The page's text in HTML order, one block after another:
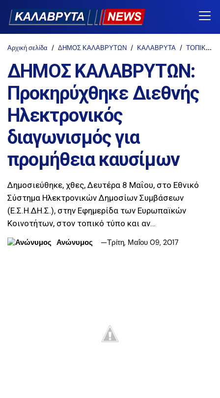
Αρχική σελίδα ΔΗΜΟΣ ΚΑΛΑΒΡΥΤΩΝ ΚΑΛΑΒΡΥΤΑ ΤΟΠΙΚΑ
ΔΗΜΟΣ ΚΑΛΑΒΡΥΤΩΝ:
Προκηρύχθηκε Διεθνής
Ηλεκτρονικός
διαγωνισμός για
προμήθεια καυσίμων
Δημοσιεύθηκε, χθες, Δευτέρα 8 Μαΐου, στο Εθνικό
Σύστημα Ηλεκτρονικών Δημοσίων Συμβάσεων
(Ε.Σ.Η.ΔΗ.Σ.), στην Εφημερίδα των Ευρωπαϊκών
Κοινοτήτων, στον τοπικό τύπο και αν…
Ανώνυμος
Τρίτη, Μαΐου 09, 2017